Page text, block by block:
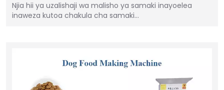
Njia hii ya uzalishaji wa malisho ya samaki inayoelea
inaweza kutoa chakula cha samaki…